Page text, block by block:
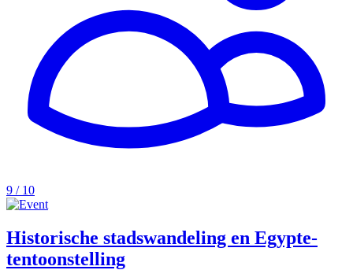
9 / 10
Historische stadswandeling en Egypte-
tentoonstelling